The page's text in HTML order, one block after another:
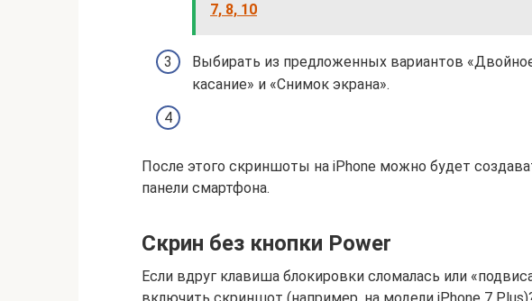
7, 8, 10
Выбирать из предложенных вариантов
касание» и «Снимок экрана».
После этого скриншоты на iPhone можно будет
панели смартфона.
Скрин без кнопки Power
Если вдруг клавиша блокировки сломалась или